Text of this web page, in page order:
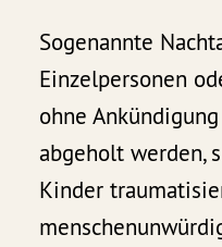
Sogenannte
Einzelpersonen
ohne
abgeholt werden,
Kinder